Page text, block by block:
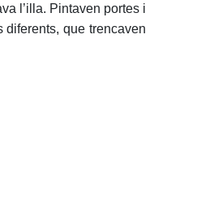
l’illa. Pintaven portes i
diferents, que trencaven